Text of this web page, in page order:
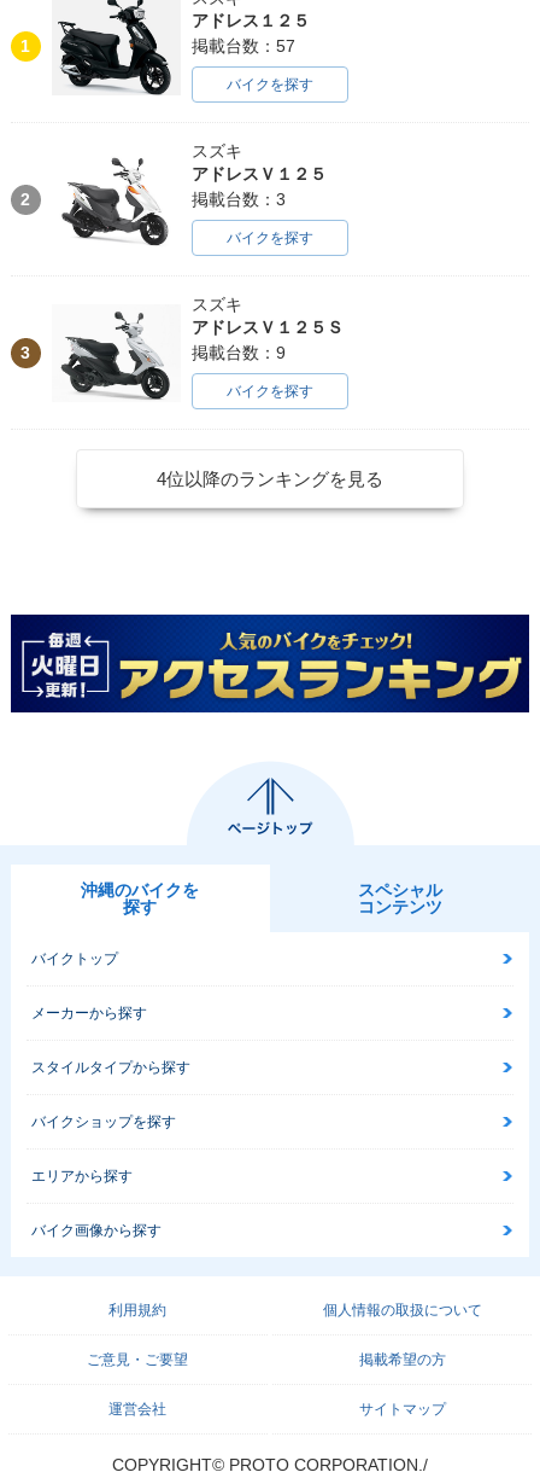
1
アドレス１２５
掲載台数：57
バイクを探す
2
スズキ
アドレスＶ１２５
掲載台数：3
バイクを探す
3
スズキ
アドレスＶ１２５Ｓ
掲載台数：9
バイクを探す
4位以降のランキングを見る
沖縄のバイクを
探す
スペシャル
コンテンツ
バイクトップ
メーカーから探す
スタイルタイプから探す
バイクショップを探す
エリアから探す
バイク画像から探す
利用規約 個人情報の取扱について
ご意見・ご要望 掲載希望の方
運営会社 サイトマップ
COPYRIGHT© PROTO CORPORATION./